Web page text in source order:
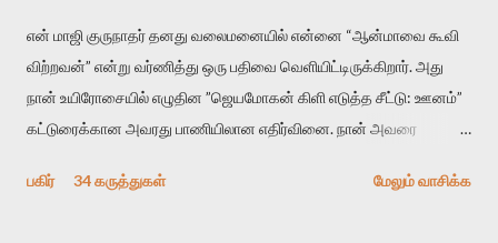
என் மாஜி குருநாதர் தனது வலைமனையில் என்னை “ஆன்மாவை கூவி
விற்றவன்” என்று வர்ணித்து ஒரு பதிவை வெளியிட்டிருக்கிறார். அது
நான் உயிரோசையில் எழுதின ”ஜெயமோகன் கிளி எடுத்த சீட்டு: ஊனம்”
கட்டுரைக்கான அவரது பாணியிலான எதிர்வினை. நான் அவரை
பதிவை படித்த நண்பர்கள் பலரும் அவருக்காக இரக்கப்பட்டார்கள்.
பகிர் 34 கருத்துகள் மேலும் வாசிக்க